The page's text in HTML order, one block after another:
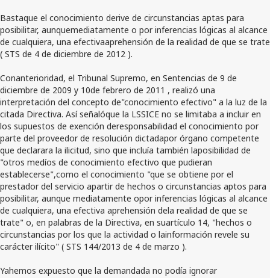
Bastaque el conocimiento derive de circunstancias aptas para
posibilitar, aunquemediatamente o por inferencias lógicas al alcance
de cualquiera, una efectivaaprehensión de la realidad de que se trate
( STS de 4 de diciembre de 2012 ).
Conanterioridad, el Tribunal Supremo, en Sentencias de 9 de
diciembre de 2009 y 10de febrero de 2011 , realizó una
interpretación del concepto de"conocimiento efectivo" a la luz de la
citada Directiva. Así señalóque la LSSICE no se limitaba a incluir en
los supuestos de exención deresponsabilidad el conocimiento por
parte del proveedor de resolución dictadapor órgano competente
que declarara la ilicitud, sino que incluía también laposibilidad de
"otros medíos de conocimiento efectivo que pudieran
establecerse",como el conocimiento "que se obtiene por el
prestador del servicio apartir de hechos o circunstancias aptos para
posibilitar, aunque mediatamente opor inferencias lógicas al alcance
de cualquiera, una efectiva aprehensión dela realidad de que se
trate" o, en palabras de la Directiva, en suartículo 14, "hechos o
circunstancias por los que la actividad o lainformación revele su
carácter ilícito" ( STS 144/2013 de 4 de marzo ).
Yahemos expuesto que la demandada no podía ignorar